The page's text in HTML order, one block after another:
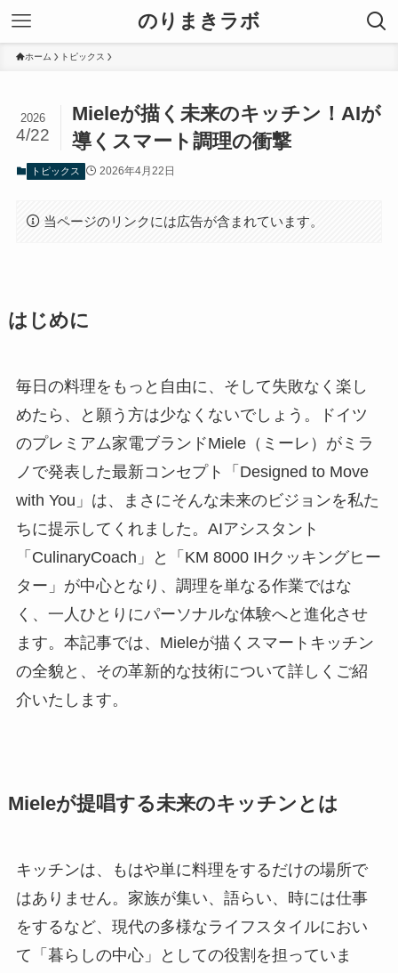
のりまきラボ
ホーム トピックス
Mieleが描く未来のキッチン！AIが
導くスマート調理の衝撃
2026
4/22
トピックス 2026年4月22日
当ページのリンクには広告が含まれています。
はじめに
毎日の料理をもっと自由に、そして失敗なく楽し
めたら、と願う方は少なくないでしょう。ドイツ
のプレミアム家電ブランドMiele（ミーレ）がミラ
ノで発表した最新コンセプト「Designed to Move
with You」は、まさにそんな未来のビジョンを私た
ちに提示してくれました。AIアシスタント
「CulinaryCoach」と「KM 8000 IHクッキングヒー
ター」が中心となり、調理を単なる作業ではな
く、一人ひとりにパーソナルな体験へと進化させ
ます。本記事では、Mieleが描くスマートキッチン
の全貌と、その革新的な技術について詳しくご紹
介いたします。
Mieleが提唱する未来のキッチンとは
キッチンは、もはや単に料理をするだけの場所で
はありません。家族が集い、語らい、時には仕事
をするなど、現代の多様なライフスタイルにおい
て「暮らしの中心」としての役割を担っていま